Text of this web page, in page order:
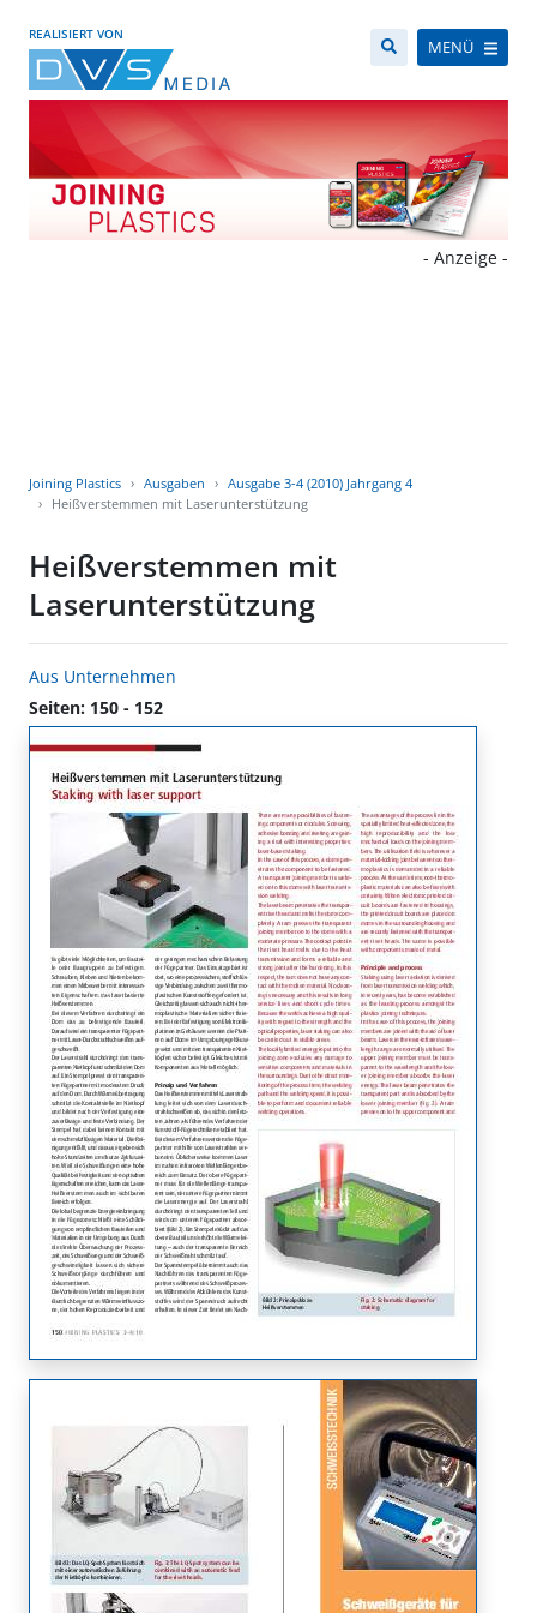
REALISIERT VON
MENÜ
- Anzeige -
Joining Plastics Ausgaben
Ausgabe 3-4 (2010) Jahrgang 4
Heißverstemmen mit Laserunterstützung
Heißverstemmen mit
Laserunterstützung
Aus Unternehmen
Seiten: 150 - 152